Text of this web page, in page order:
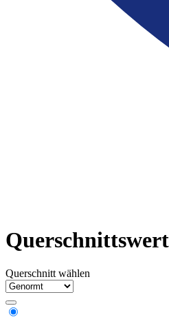
Querschnitt wählen